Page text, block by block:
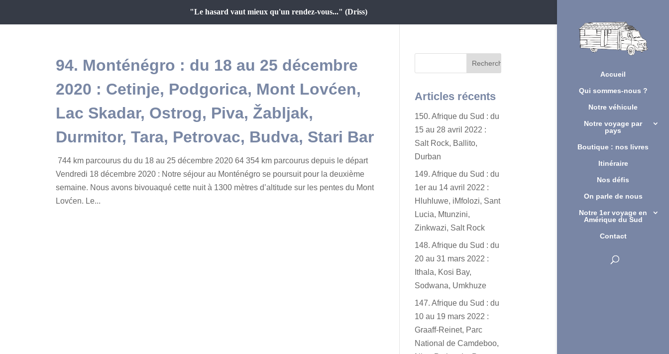
"Le hasard vaut mieux qu'un rendez-vous..." (Driss)
Accueil
Qui sommes-nous ?
Notre véhicule
Notre voyage par
pays
Boutique : nos livres
Itinéraire
Nos défis
On parle de nous
Notre 1er voyage en
Amérique du Sud
Contact
94. Monténégro : du 18 au 25 décembre
2020 : Cetinje, Podgorica, Mont Lovćen,
Lac Skadar, Ostrog, Piva, Žabljak,
Durmitor, Tara, Petrovac, Budva, Stari Bar
744 km parcourus du du 18 au 25 décembre 2020 64 354 km parcourus depuis le départ
Vendredi 18 décembre 2020 : Notre séjour au Monténégro se poursuit pour la deuxième
semaine. Nous avons bivouaqué cette nuit à 1300 mètres d’altitude sur les pentes du Mont
Lovćen. Le...
Articles récents
150. Afrique du Sud : du
15 au 28 avril 2022 :
Salt Rock, Ballito,
Durban
149. Afrique du Sud : du
1er au 14 avril 2022 :
Hluhluwe, iMfolozi, Sant
Lucia, Mtunzini,
Zinkwazi, Salt Rock
148. Afrique du Sud : du
20 au 31 mars 2022 :
Ithala, Kosi Bay,
Sodwana, Umkhuze
147. Afrique du Sud : du
10 au 19 mars 2022 :
Graaff-Reinet, Parc
National de Camdeboo,